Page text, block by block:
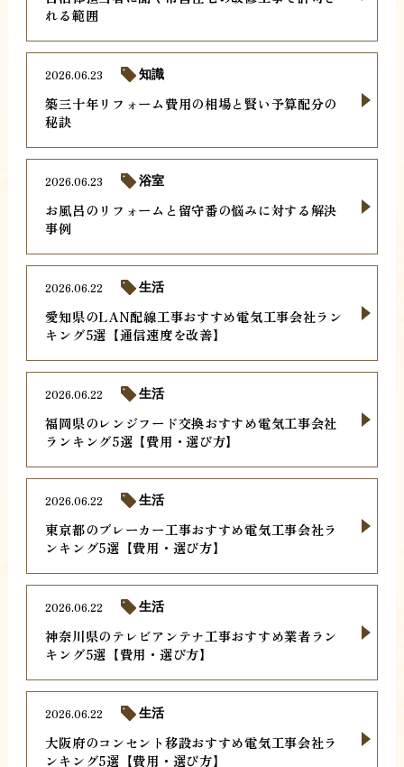
れる範囲
築三十年リフォーム費用の相場と賢い予算配分の
秘訣
2026.06.23 知識
お風呂のリフォームと留守番の悩みに対する解決
事例
2026.06.23 浴室
愛知県のLAN配線工事おすすめ電気工事会社ラン
キング5選【通信速度を改善】
2026.06.22 生活
福岡県のレンジフード交換おすすめ電気工事会社
ランキング5選【費用・選び方】
2026.06.22 生活
東京都のブレーカー工事おすすめ電気工事会社ラ
ンキング5選【費用・選び方】
2026.06.22 生活
神奈川県のテレビアンテナ工事おすすめ業者ラン
キング5選【費用・選び方】
2026.06.22 生活
大阪府のコンセント移設おすすめ電気工事会社ラ
ンキング5選【費用・選び方】
2026.06.22 生活